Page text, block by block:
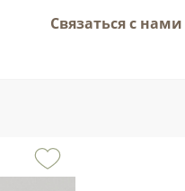
Связаться с нами